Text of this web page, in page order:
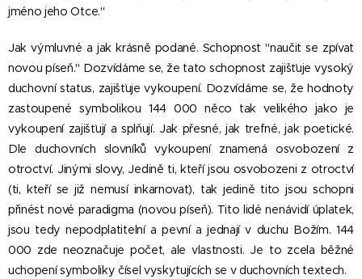
jméno jeho Otce."
Jak výmluvné a jak krásně podané. Schopnost "naučit se zpívat
novou píseň." Dozvídáme se, že tato schopnost zajišťuje vysoký
duchovní status, zajišťuje vykoupení. Dozvídáme se, že hodnoty
zastoupené symbolikou 144 000 něco tak velikého jako je
vykoupení zajišťují a splňují. Jak přesné, jak trefné, jak poetické.
Dle duchovních slovníků vykoupení znamená osvobození z
otroctví. Jinými slovy, Jedině ti, kteří jsou osvobozeni z otroctví
(ti, kteří se již nemusí inkarnovat), tak jedině tito jsou schopni
přinést nové paradigma (novou píseň). Tito lidé nenávidí úplatek,
jsou tedy nepodplatitelní a pevní a jednají v duchu Božím. 144
000 zde neoznačuje počet, ale vlastnosti. Je to zcela běžné
uchopení symboliky čísel vyskytujících se v duchovních textech.